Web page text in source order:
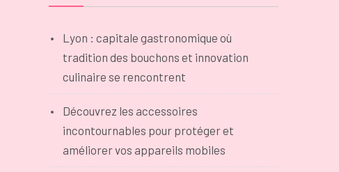
Lyon : capitale gastronomique où
tradition des bouchons et innovation
culinaire se rencontrent
Découvrez les accessoires
incontournables pour protéger et
améliorer vos appareils mobiles